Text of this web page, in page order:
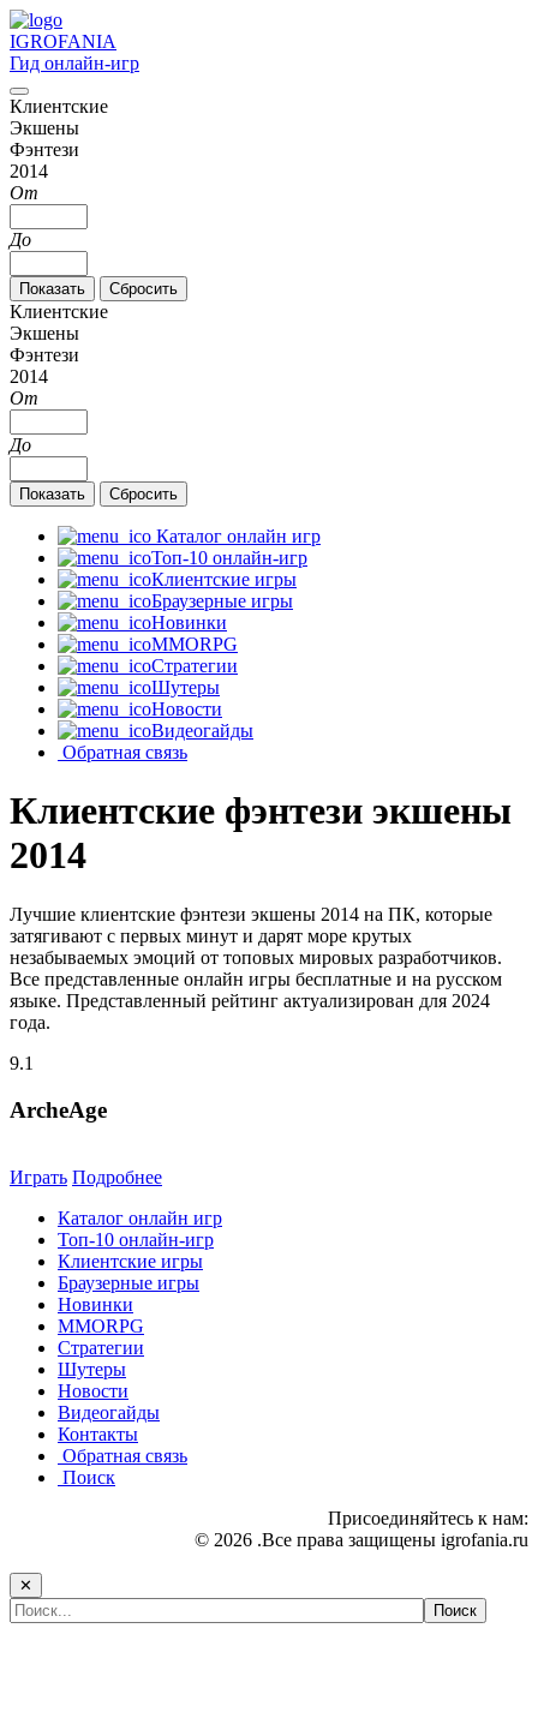
IGROFANIA
Гид онлайн-игр
Клиентские
Экшены
Фэнтези
2014
От
До
Клиентские
Экшены
Фэнтези
2014
От
До
Каталог онлайн игр
Топ-10 онлайн-игр
Клиентские игры
Браузерные игры
Новинки
MMORPG
Стратегии
Шутеры
Новости
Видеогайды
Обратная связь
Клиентские фэнтези экшены
2014
Лучшие клиентские фэнтези экшены 2014 на ПК, которые
затягивают с первых минут и дарят море крутых
незабываемых эмоций от топовых мировых разработчиков.
Все представленные онлайн игры бесплатные и на русском
языке. Представленный рейтинг актуализирован для 2024
года.
9.1
ArcheAge
Играть Подробнее
Каталог онлайн игр
Топ-10 онлайн-игр
Клиентские игры
Браузерные игры
Новинки
MMORPG
Стратегии
Шутеры
Новости
Видеогайды
Контакты
Обратная связь
Поиск
Присоединяйтесь к нам:
© 2026 .Все права защищены igrofania.ru
✕